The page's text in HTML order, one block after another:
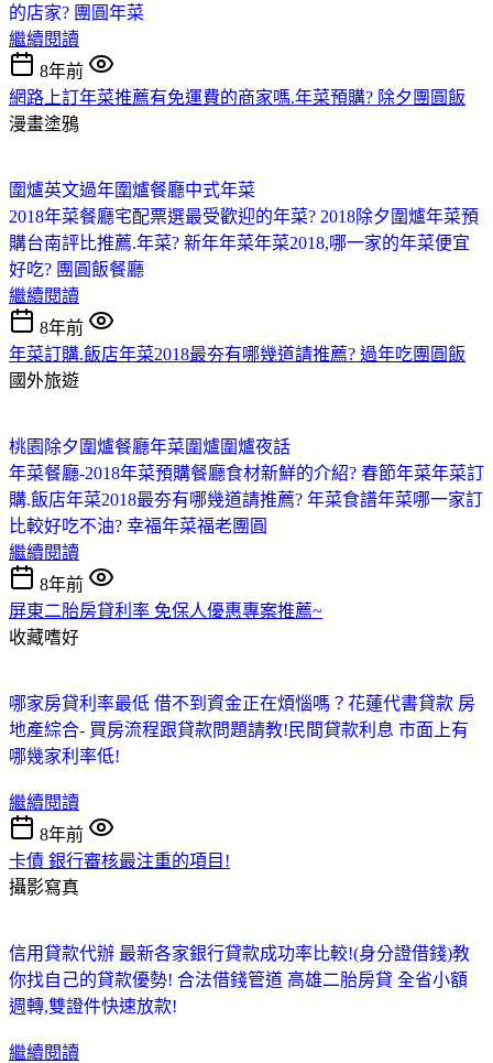
的店家? 團圓年菜
繼續閱讀
8年前
網路上訂年菜推薦有免運費的商家嗎.年菜預購? 除夕團圓飯
漫畫塗鴉
圍爐英文過年圍爐餐廳中式年菜
2018年菜餐廳宅配票選最受歡迎的年菜? 2018除夕圍爐年菜預
購台南評比推薦.年菜? 新年年菜年菜2018,哪一家的年菜便宜
好吃? 團圓飯餐廳
繼續閱讀
8年前
年菜訂購.飯店年菜2018最夯有哪幾道請推薦? 過年吃團圓飯
國外旅遊
桃園除夕圍爐餐廳年菜圍爐 圍爐夜話
年菜餐廳-2018年菜預購餐廳食材新鮮的介紹? 春節年菜年菜訂
購.飯店年菜2018最夯有哪幾道請推薦? 年菜食譜年菜哪一家訂
比較好吃不油? 幸福年菜福老團圓
繼續閱讀
8年前
屏東二胎房貸利率 免保人優惠專案推薦~
收藏嗜好
哪家房貸利率最低 借不到資金正在煩惱嗎？ 花蓮代書貸款 房
地產綜合- 買房流程跟貸款問題請教! 民間貸款利息 市面上有
哪幾家利率低!
繼續閱讀
8年前
卡債 銀行審核最注重的項目!
攝影寫真
信用貸款代辦 最新各家銀行貸款成功率比較!(身分證借錢)教
你找自己的貸款優勢! 合法借錢管道 高雄二胎房貸 全省小額
週轉,雙證件快速放款!
繼續閱讀